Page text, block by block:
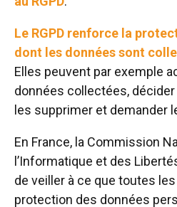
Le RGPD renforce la
dont les données sont
Elles peuvent par exemple
données collectées,
les supprimer et demander
En France, la Commission
l’Informatique et des
de veiller à ce que toutes
protection des données